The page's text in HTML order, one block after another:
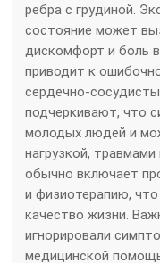
ребра с грудиной.
состояние может
дискомфорт и боль
приводит к
сердечно-
подчеркивают, что
молодых людей и
нагрузкой,
обычно включает
и физиотерапию,
качество жизни.
игнорировали
медицинской